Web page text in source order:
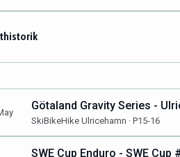
Götaland Gravity Series -
SkiBikeHike Ulricehamn · P15-16
SWE Cup Enduro - SWE